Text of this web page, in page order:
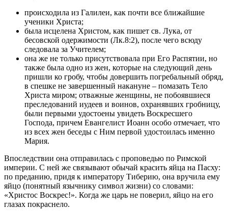
происходила из Галилеи, как почти все ближайшие
ученики Христа;
была исцелена Христом, как пишет св. Лука, от
бесовской одержимости (Лк.8:2), после чего всюду
следовала за Учителем;
она же не только присутствовала при Его Распятии, но
также была одно из жен, которые на следующий день
пришли ко гробу, чтобы довершить погребальный обряд,
в спешке не завершенный накануне – помазать Тело
Христа миром; отважные женщины, не побоявшиеся
преследований иудеев и воинов, охранявших гробницу,
были первыми удостоены увидеть Воскресшего
Господа, причем Евангелист Иоанн особо отмечает, что
из всех жен беседы с Ним первой удостоилась именно
Мария.
Впоследствии она отправилась с проповедью по Римской
империи. С ней же связывают обычай красить яйца на Пасху:
по преданию, придя к императору Тиберию, она вручила ему
яйцо (понятный язычнику символ жизни) со словами:
«Христос Воскрес!». Когда же царь не поверил, яйцо на его
глазах покраснело.